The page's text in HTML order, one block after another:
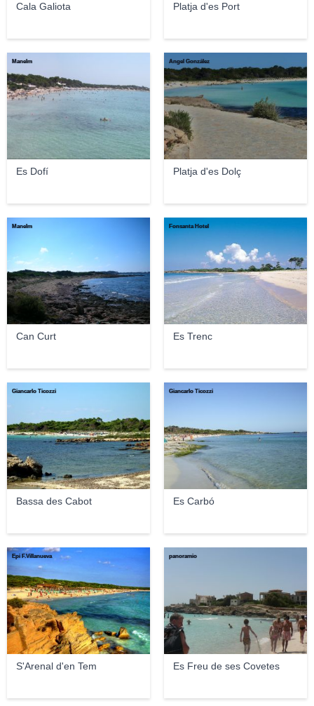
Cala Galiota Platja d'es Port
Es Dofí
Manelm
Platja d'es Dolç
Ángel González
Can Curt
Manelm
Es Trenc
Fonsanta Hotel
Bassa des Cabot
Giancarlo Ticozzi
Es Carbó
Giancarlo Ticozzi
S'Arenal d'en Tem
Epi F.Villanueva
Es Freu de ses Covetes
panoramio